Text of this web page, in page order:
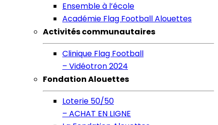
Ensemble à l’école
Académie Flag Football Alouettes
Activités communautaires
Clinique Flag Football
– Vidéotron 2024
Fondation Alouettes
Loterie 50/50
– ACHAT EN LIGNE